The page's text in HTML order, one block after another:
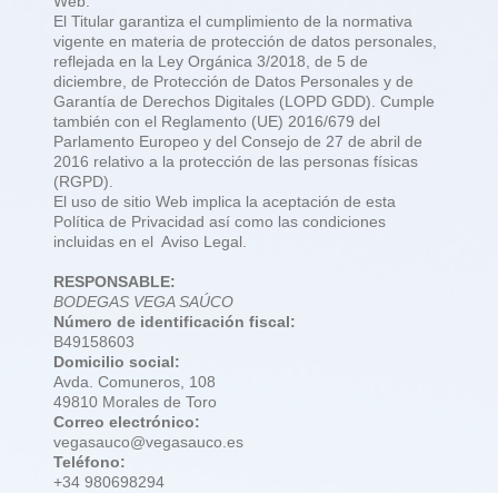
El Titular garantiza el cumplimiento de la normativa
vigente en materia de protección de datos personales,
reflejada en la Ley Orgánica 3/2018, de 5 de
diciembre, de Protección de Datos Personales y de
Garantía de Derechos Digitales (LOPD GDD). Cumple
también con el Reglamento (UE) 2016/679 del
Parlamento Europeo y del Consejo de 27 de abril de
2016 relativo a la protección de las personas físicas
(RGPD).
El uso de sitio Web implica la aceptación de esta
Política de Privacidad así como las condiciones
incluidas en el Aviso Legal.
RESPONSABLE:
BODEGAS VEGA SAÚCO
Número de identificación fiscal:
B49158603
Domicilio social:
Avda. Comuneros, 108
49810 Morales de Toro
Correo electrónico:
vegasauco@vegasauco.es
Teléfono:
+34 980698294